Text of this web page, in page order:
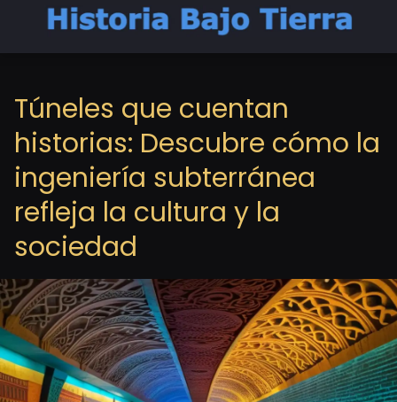
Túneles que cuentan
historias: Descubre cómo la
ingeniería subterránea
refleja la cultura y la
sociedad